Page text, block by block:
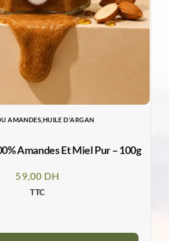
AMANDES,HUILE D'ARGAN
Amandes Et Miel Pur – 100g
59,00 DH
TTC